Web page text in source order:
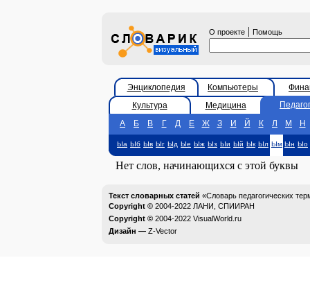
О проекте | Помощь
Энциклопедия Компьютеры
Культура
Медицина
А
Б В Г Д Е Ж З И Й К Л М Н
Ыа Ыб Ыв Ыг Ыд Ые Ыж Ыз Ыи Ый Ык Ыл Ым Ын Ыо
Нет слов, начинающихся с этой буквы
Текст словарных статей «Словарь педагогических
Copyright © 2004-2022 ЛАНИ, СПИИРАН
Copyright © 2004-2022 VisualWorld.ru
Дизайн — Z-Vector